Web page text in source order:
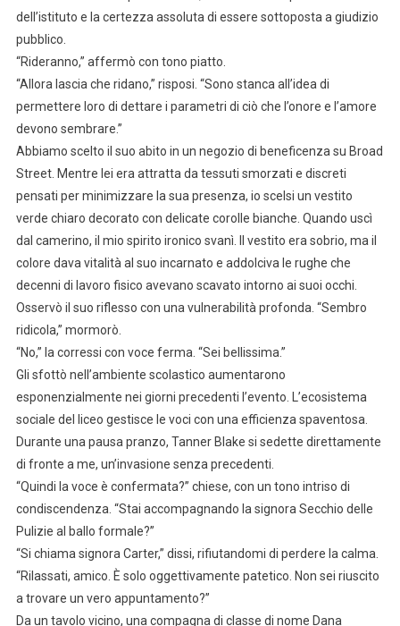
dell’istituto e la certezza assoluta di essere sottoposta a giudizio
pubblico.
“Rideranno,” affermò con tono piatto.
“Allora lascia che ridano,” risposi. “Sono stanca all’idea di
permettere loro di dettare i parametri di ciò che l’onore e l’amore
devono sembrare.”
Abbiamo scelto il suo abito in un negozio di beneficenza su Broad
Street. Mentre lei era attratta da tessuti smorzati e discreti
pensati per minimizzare la sua presenza, io scelsi un vestito
verde chiaro decorato con delicate corolle bianche. Quando uscì
dal camerino, il mio spirito ironico svanì. Il vestito era sobrio, ma il
colore dava vitalità al suo incarnato e addolciva le rughe che
decenni di lavoro fisico avevano scavato intorno ai suoi occhi.
Osservò il suo riflesso con una vulnerabilità profonda. “Sembro
ridicola,” mormorò.
“No,” la corressi con voce ferma. “Sei bellissima.”
Gli sfottò nell’ambiente scolastico aumentarono
esponenzialmente nei giorni precedenti l’evento. L’ecosistema
sociale del liceo gestisce le voci con una efficienza spaventosa.
Durante una pausa pranzo, Tanner Blake si sedette direttamente
di fronte a me, un’invasione senza precedenti.
“Quindi la voce è confermata?” chiese, con un tono intriso di
condiscendenza. “Stai accompagnando la signora Secchio delle
Pulizie al ballo formale?”
“Si chiama signora Carter,” dissi, rifiutandomi di perdere la calma.
“Rilassati, amico. È solo oggettivamente patetico. Non sei riuscito
a trovare un vero appuntamento?”
Da un tavolo vicino, una compagna di classe di nome Dana